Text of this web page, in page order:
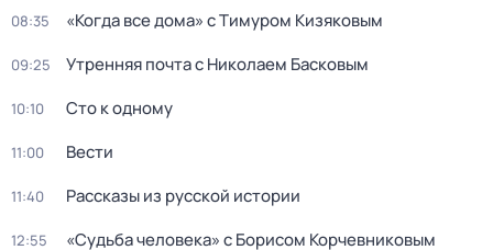
08:35 «Когда все дома» с Тимуром Кизяковым
09:25 Утренняя почта с Николаем Басковым
10:10 Сто к одному
11:00 Вести
11:40 Рассказы из русской истории
12:55 «Судьба человека» с Борисом Корчевниковым